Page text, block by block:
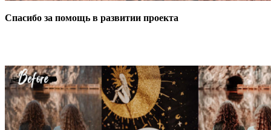
Спасибо за помощь в развитии проекта